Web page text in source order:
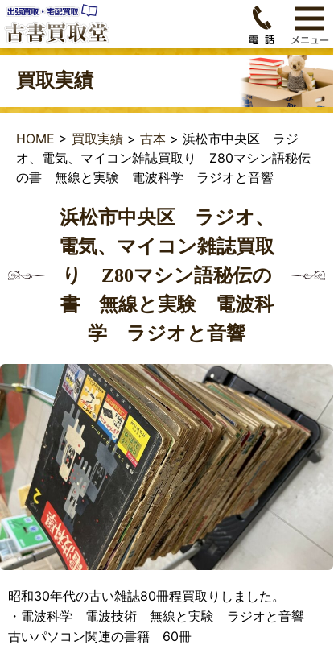
買取実績
HOME > 買取実績 > 古本 > 浜松市中央区 ラジ
オ、電気、マイコン雑誌買取り Z80マシン語秘伝
の書 無線と実験 電波科学 ラジオと音響
浜松市中央区 ラジオ、
電気、マイコン雑誌買取
り Z80マシン語秘伝の
書 無線と実験 電波科
学 ラジオと音響
昭和30年代の古い雑誌80冊程買取りしました。
・電波科学 電波技術 無線と実験 ラジオと音響
古いパソコン関連の書籍 60冊